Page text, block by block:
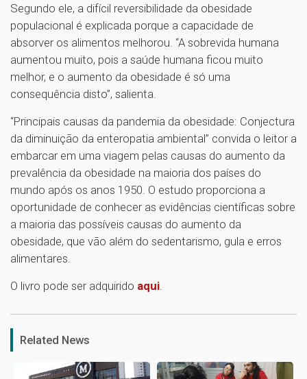
Segundo ele, a difícil reversibilidade da obesidade
populacional é explicada porque a capacidade de
absorver os alimentos melhorou. “A sobrevida humana
aumentou muito, pois a saúde humana ficou muito
melhor, e o aumento da obesidade é só uma
consequência disto”, salienta.
“Principais causas da pandemia da obesidade: Conjectura
da diminuição da enteropatia ambiental” convida o leitor a
embarcar em uma viagem pelas causas do aumento da
prevalência da obesidade na maioria dos países do
mundo após os anos 1950. O estudo proporciona a
oportunidade de conhecer as evidências científicas sobre
a maioria das possíveis causas do aumento da
obesidade, que vão além do sedentarismo, gula e erros
alimentares.
O livro pode ser adquirido aqui
1
Related News